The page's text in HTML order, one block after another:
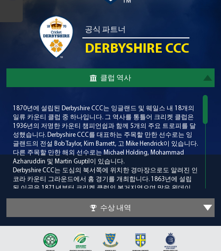
공식 파트너
DERBYSHIRE CCC
클럽 역사
1870년에 설립된 Derbyshire CCC는 잉글랜드 및 웨일스 내 18개의
일류 카운티 클럽 중 하나입니다. 그 역사를 통틀어 크리켓 클럽은
1936년의 저명한 카운티 챔피언쉽과 함께 5개의 주요 트로피를 달
성했습니다. Derbyshire CCC를 대표하는 주목할 만한 선수로는 잉
글랜드의 전설 Bob Taylor, Kim Barnett, 고 Mike Hendrick이 있습니다.
다른 주목할 만한 해외 선수로는 Michael Holding, Mohammad
Azharuddin 및 Martin Guptil이 있습니다.
Derbyshire CCC는 도심의 북서쪽에 위치한 경마장으로도 알려진 인
코라 카운티 그라운드에서 홈 경기를 개최합니다. 1863년에 설립
된 이곳은 1871년부터 크리켓 클럽의 본거지였으며 많은 원데이
인터내셔널(One-Day International)을 개최하고 있으며 특히 1999년
뉴질랜드와 파키스탄 간의 ICC 크리켓 월드컵 경기를 개최했습니
Derbyshire CCC의 개막 시즌은 1871년이었고, 당시 Lancashire를 상
대로 올드 트래퍼드 크리켓 그라운드에서 비공식적인 카운티 챔피
수상 내역